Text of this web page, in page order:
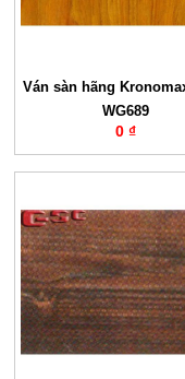
Ván sàn hãng
WG689
0 ₫